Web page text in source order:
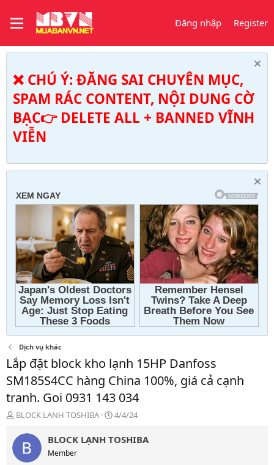
Đăng nhập Register
❌ CHÚ Ý: ĐĂNG SAI CHUYÊN MỤC,
SPAM RÁC CONTENT, NỘI DUNG CỜ
BẠC👉 DELETE ALL + BANNED VĨNH
VIỄN
Dịch vụ khác
Lắp đặt block kho lạnh 15HP Danfoss
SM185S4CC hàng China 100%, giá cả cạnh
tranh. Goi 0931 143 034
T
h
r
a
BLOCK LẠNH TOSHIBA
N
g
à
4/4/24
BLOCK LẠNH TOSHIBA
Member